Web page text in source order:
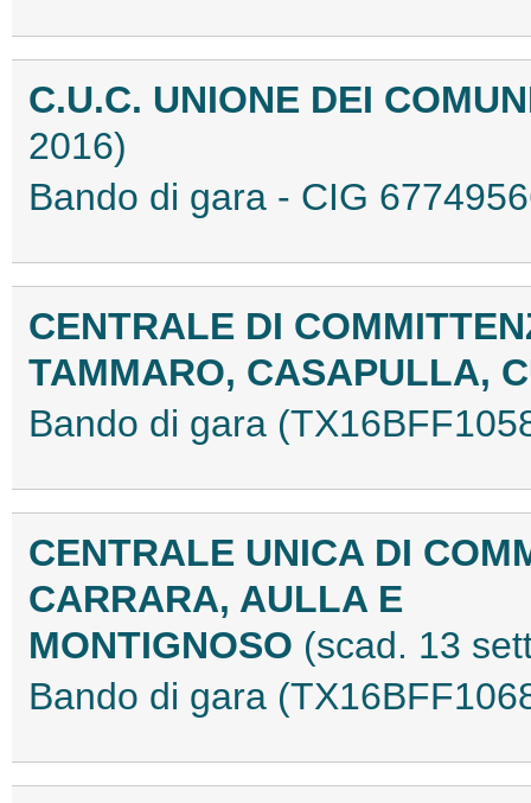
C.U.C. UNIONE DEI
2016)
Bando di gara - CIG
CENTRALE DI
TAMMARO, CASAPULLA,
Bando di gara
CENTRALE UNICA DI
CARRARA, AULLA E
MONTIGNOSO (scad. 13
Bando di gara